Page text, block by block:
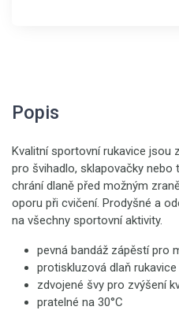
Popis
Kvalitní sportovní rukavice jsou
pro švihadlo, sklapovačky nebo
chrání dlaně před možným
oporu při cvičení. Prodyšné a
na všechny sportovní aktivity.
pevná bandáž zápěstí pro
protiskluzová dlaň
zdvojené švy pro zvýšení
pratelné na 30°C